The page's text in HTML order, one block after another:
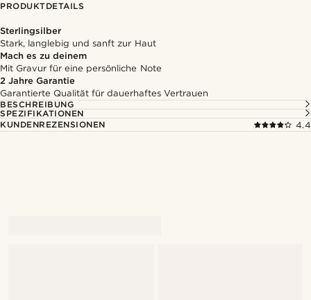
PRODUKTDETAILS
Sterlingsilber
Stark, langlebig und sanft zur Haut
Mach es zu deinem
Mit Gravur für eine persönliche Note
2 Jahre Garantie
Garantierte Qualität für dauerhaftes Vertrauen
BESCHREIBUNG
SPEZIFIKATIONEN
KUNDENREZENSIONEN
4.4